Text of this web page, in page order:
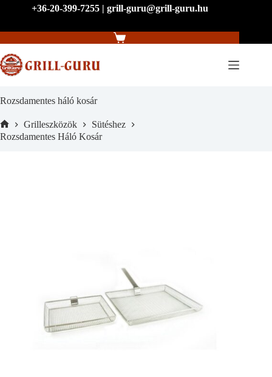
+36-20-399-7255 | grill-guru@grill-guru.hu
Shopping
Rozsdamentes háló kosár
Home
Grilleszközök
Sütéshez
Rozsdamentes Háló Kosár